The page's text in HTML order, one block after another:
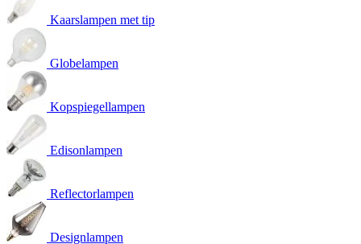
Kaarslampen met tip
Globelampen
Kopspiegellampen
Edisonlampen
Reflectorlampen
Designlampen